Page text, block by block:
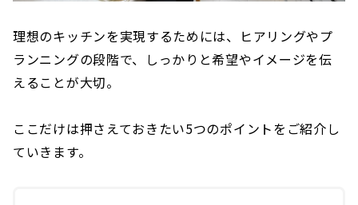
理想のキッチンを実現するためには、ヒアリングやプ
ランニングの段階で、しっかりと希望やイメージを伝
えることが大切。
ここだけは押さえておきたい5つのポイントをご紹介し
ていきます。